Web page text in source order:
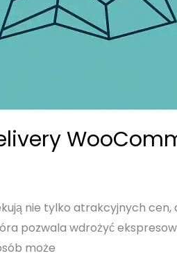
nie tylko atrakcyjnych cen,
pozwala wdrożyć
może